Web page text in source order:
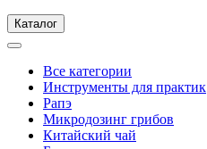
Каталог
Все категории
Инструменты для практик
Рапэ
Микродозинг грибов
Китайский чай